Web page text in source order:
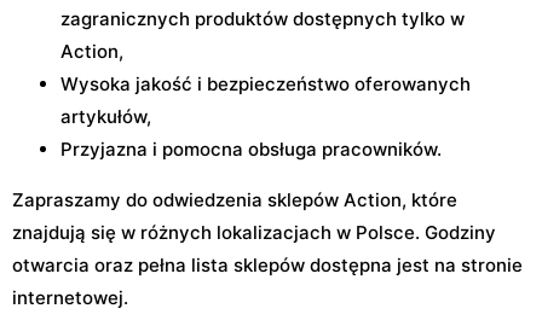
zagranicznych produktów dostępnych tylko w
Action,
Wysoka jakość i bezpieczeństwo oferowanych
artykułów,
Przyjazna i pomocna obsługa pracowników.
Zapraszamy do odwiedzenia sklepów Action, które
znajdują się w różnych lokalizacjach w Polsce. Godziny
otwarcia oraz pełna lista sklepów dostępna jest na stronie
internetowej.